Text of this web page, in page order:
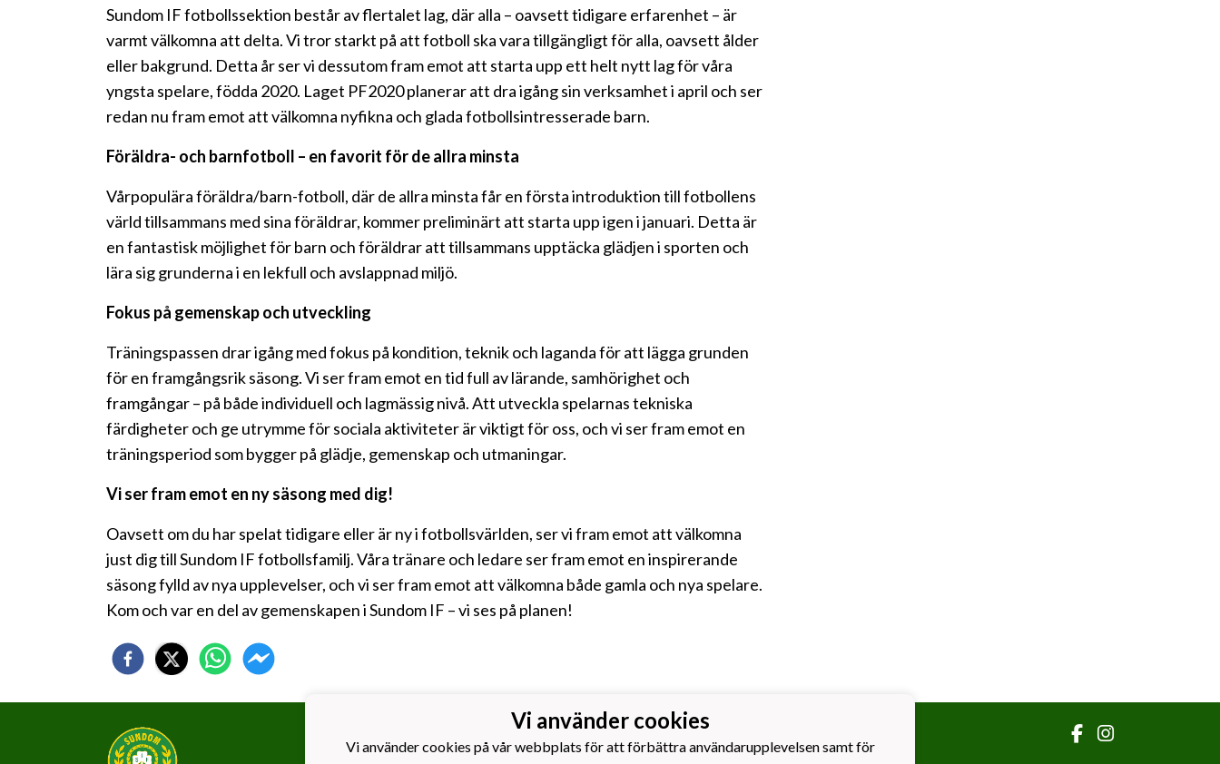
Sundom IF fotbollssektion består av flertalet lag, där alla – oavsett tidigare erfarenhet – är
varmt välkomna att delta. Vi tror starkt på att fotboll ska vara tillgängligt för alla, oavsett ålder
eller bakgrund. Detta år ser vi dessutom fram emot att starta upp ett helt nytt lag för våra
yngsta spelare, födda 2020. Laget PF2020 planerar att dra igång sin verksamhet i april och ser
redan nu fram emot att välkomna nyfikna och glada fotbollsintresserade barn.
Föräldra- och barnfotboll – en favorit för de allra minsta
Vårpopulära föräldra/barn-fotboll, där de allra minsta får en första introduktion till fotbollens
värld tillsammans med sina föräldrar, kommer preliminärt att starta upp igen i januari. Detta är
en fantastisk möjlighet för barn och föräldrar att tillsammans upptäcka glädjen i sporten och
lära sig grunderna i en lekfull och avslappnad miljö.
Fokus på gemenskap och utveckling
Träningspassen drar igång med fokus på kondition, teknik och laganda för att lägga grunden
för en framgångsrik säsong. Vi ser fram emot en tid full av lärande, samhörighet och
framgångar – på både individuell och lagmässig nivå. Att utveckla spelarnas tekniska
färdigheter och ge utrymme för sociala aktiviteter är viktigt för oss, och vi ser fram emot en
träningsperiod som bygger på glädje, gemenskap och utmaningar.
Vi ser fram emot en ny säsong med dig!
Oavsett om du har spelat tidigare eller är ny i fotbollsvärlden, ser vi fram emot att välkomna
just dig till Sundom IF fotbollsfamilj. Våra tränare och ledare ser fram emot en inspirerande
säsong fylld av nya upplevelser, och vi ser fram emot att välkomna både gamla och nya spelare.
Kom och var en del av gemenskapen i Sundom IF – vi ses på planen!
Sundom Idrottsförening r.f.
Vi använder cookies
Vi använder cookies på vår webbplats för att förbättra användarupplevelsen samt för